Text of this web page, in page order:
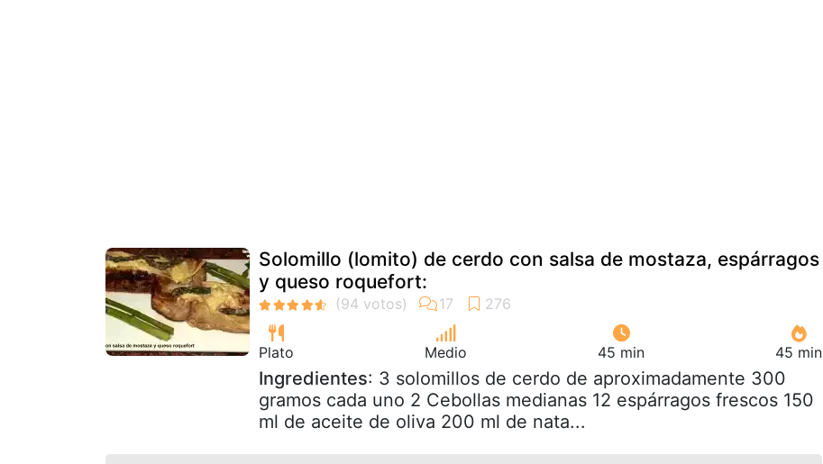
Solomillo (lomito) de cerdo con salsa de mostaza, espárragos
y queso roquefort:
Plato Medio 45 min 45 min
Ingredientes: 3 solomillos de cerdo de aproximadamente 300
gramos cada uno 2 Cebollas medianas 12 espárragos frescos 150
ml de aceite de oliva 200 ml de nata...